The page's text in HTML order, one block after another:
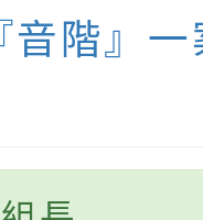
音階』